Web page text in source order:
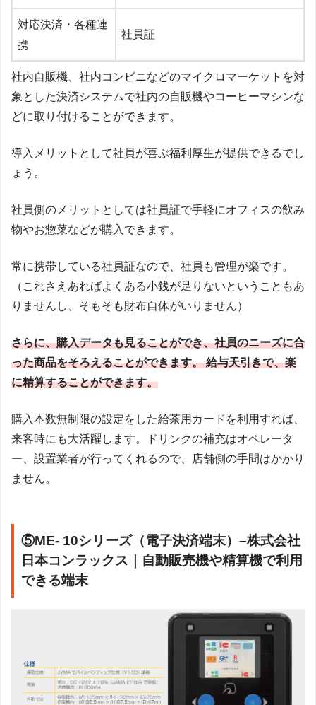
対応決済・各種連
携
社員証
社内自販機、社内コンビニなどのマイクロマーケットを対
象とした決済システムで社内の自販機やコーヒーマシンな
どに取り付けることができます。
導入メリットとして社員が喜ぶ福利厚生が提供できるでし
ょう。
社員側のメリットとしては社員証で手軽にオフィスの飲み
物やお惣菜などが購入できます。
常に携帯している社員証なので、社員も管理が楽です。
（これさえあればよくある小銭が足りないということもあ
りませんし、そもそも財布自体がいりません）
さらに、購入データも見ることができ、社員のニーズに合
った商品をそろえることができます。 給与天引きで、楽
に精算することができます。
購入本数無制限の設定をした給茶用カードを利用すれば、
来客時にも大活躍します。ドリンクの補充はオペレータ
ー、設置業者が行ってくれるので、店舗側の手間はかかり
ません。
⑤ME- 10シリーズ（電子決済端末）–株式会社
日本コンラックス｜自動販売機や精算機で利用
できる端末